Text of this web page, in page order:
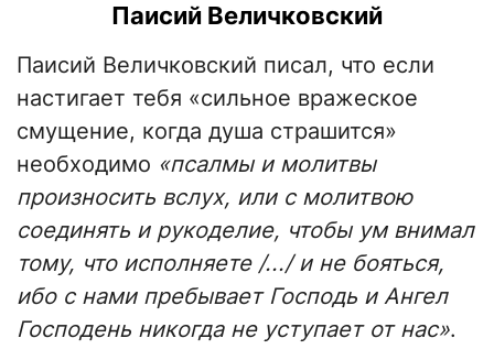
Паисий Величковский
Паисий Величковский писал, что если
настигает тебя «сильное вражеское
смущение, когда душа страшится»
необходимо «псалмы и молитвы
произносить вслух, или с молитвою
соединять и рукоделие, чтобы ум внимал
тому, что исполняете /.../ и не бояться,
ибо с нами пребывает Господь и Ангел
Господень никогда не уступает от нас».